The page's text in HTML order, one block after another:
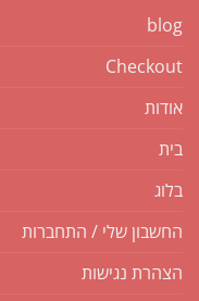
blog
Checkout
אודות
בית
בלוג
החשבון שלי / התחברות
הצהרת נגישות